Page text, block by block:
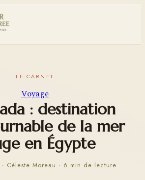
Voyage
: destination
de la mer
en Égypte
· Céleste Moreau · 6 min de lecture